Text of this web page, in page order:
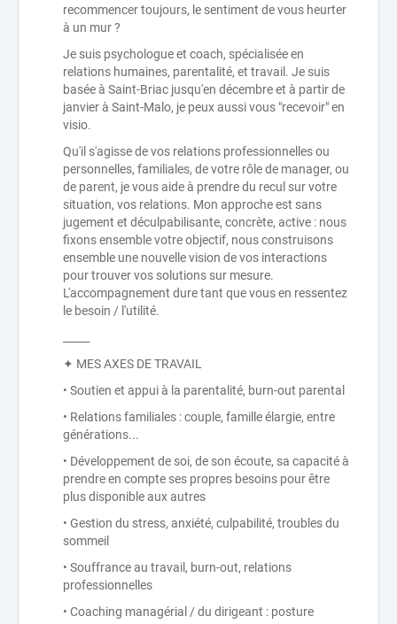
recommencer toujours, le sentiment de vous heurter
à un mur ?
Je suis psychologue et coach, spécialisée en
relations humaines, parentalité, et travail. Je suis
basée à Saint-Briac jusqu'en décembre et à partir de
janvier à Saint-Malo, je peux aussi vous "recevoir" en
visio.
Qu'il s'agisse de vos relations professionnelles ou
personnelles, familiales, de votre rôle de manager, ou
de parent, je vous aide à prendre du recul sur votre
situation, vos relations. Mon approche est sans
jugement et déculpabilisante, concrète, active : nous
fixons ensemble votre objectif, nous construisons
ensemble une nouvelle vision de vos interactions
pour trouver vos solutions sur mesure.
L'accompagnement dure tant que vous en ressentez
le besoin / l'utilité.
✦ MES AXES DE TRAVAIL
• Soutien et appui à la parentalité, burn-out parental
• Relations familiales : couple, famille élargie, entre
générations...
• Développement de soi, de son écoute, sa capacité à
prendre en compte ses propres besoins pour être
plus disponible aux autres
• Gestion du stress, anxiété, culpabilité, troubles du
sommeil
• Souffrance au travail, burn-out, relations
professionnelles
• Coaching managérial / du dirigeant : posture